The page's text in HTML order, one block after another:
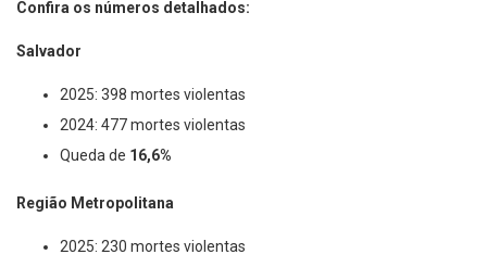
Confira os números detalhados:
Salvador
2025: 398 mortes violentas
2024: 477 mortes violentas
Queda de 16,6%
Região Metropolitana
2025: 230 mortes violentas